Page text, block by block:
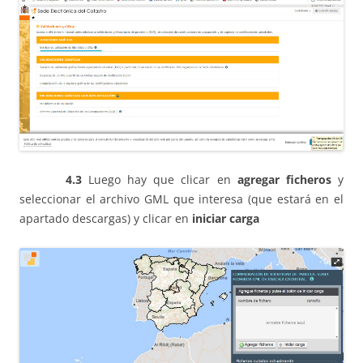
4.3Luego hay que clicar en agregar ficherosy
seleccionar el archivo GML que interesa (que estará en el
apartado descargas) y clicar en iniciar carga